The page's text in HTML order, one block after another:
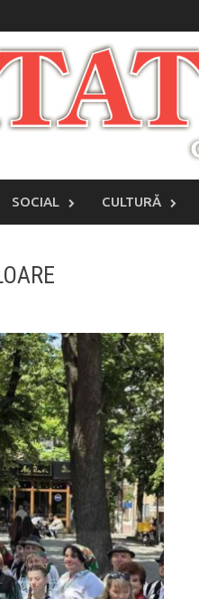
SOCIAL CULTURĂ